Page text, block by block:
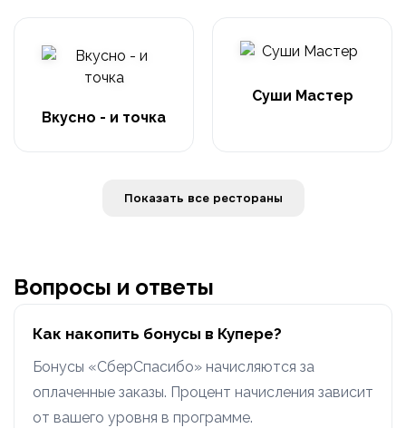
Вкусно - и точка
Суши Мастер
Показать все рестораны
Вопросы и ответы
Как накопить бонусы в Купере?
Бонусы «СберСпасибо» начисляются за
оплаченные заказы. Процент начисления зависит
от вашего уровня в программе.